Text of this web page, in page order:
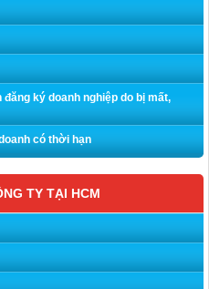
ký doanh nghiệp do bị mất,
có thời hạn
TY TẠI HCM